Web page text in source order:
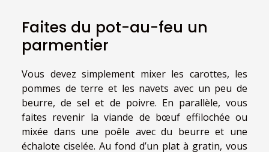
Faites du pot-au-feu un
parmentier
Vous devez simplement mixer les carottes, les
pommes de terre et les navets avec un peu de
beurre, de sel et de poivre. En parallèle, vous
faites revenir la viande de bœuf effilochée ou
mixée dans une poêle avec du beurre et une
échalote ciselée. Au fond d’un plat à gratin, vous